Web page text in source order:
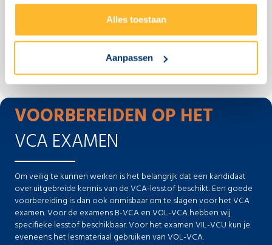
Alles toestaan
Aanpassen
VOORBEREIDEN OP HET
VCA EXAMEN
Om veilig te kunnen werken is het belangrijk dat een kandidaat
over uitgebreide kennis van de VCA-lesstof beschikt. Een goede
voorbereiding is dan ook onmisbaar om te slagen voor het VCA
examen. Voor de examens B-VCA en VOL-VCA hebben wij
specifieke lesstof beschikbaar. Voor het examen VIL-VCU kun je
eveneens het lesmateriaal gebruiken van VOL-VCA.